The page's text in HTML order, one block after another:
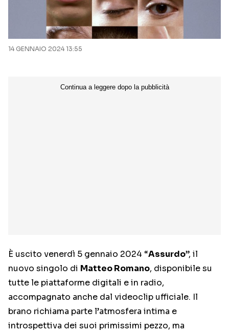
14 GENNAIO 2024 13:55
È uscito venerdì 5 gennaio 2024 “Assurdo”, il
nuovo singolo di Matteo Romano, disponibile su
tutte le piattaforme digitali e in radio,
accompagnato anche dal videoclip ufficiale. Il
brano richiama parte l’atmosfera intima e
introspettiva dei suoi primissimi pezzo, ma